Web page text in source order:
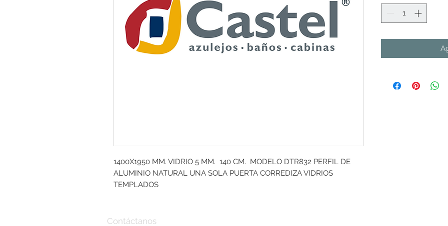
1400X1950 MM. VIDRIO 5 MM.  140 CM.  MODELO DTR832 PERFIL DE
ALUMINIO NATURAL UNA SOLA PUERTA CORREDIZA VIDRIOS
TEMPLADOS
Contáctanos